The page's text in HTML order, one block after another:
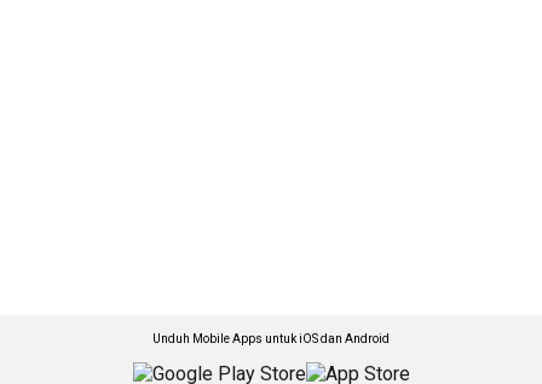
Unduh Mobile Apps untuk iOS dan Android